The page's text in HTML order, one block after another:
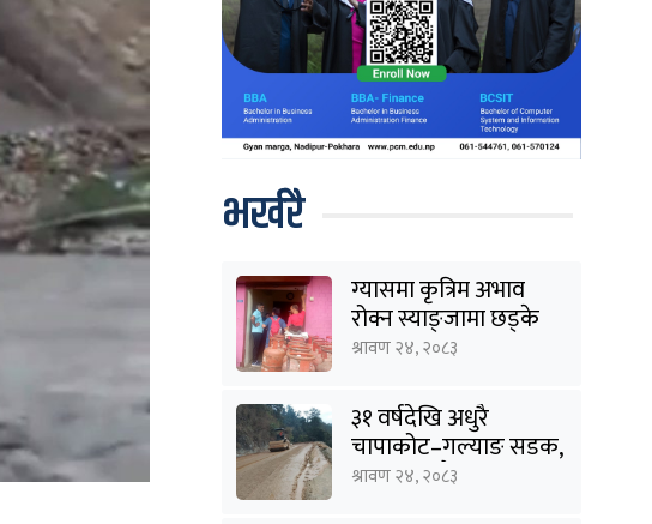
भर्खरै
ग्यासमा कृत्रिम अभाव
रोक्न स्याङ्जामा छड्के
अनुगमन
श्रावण २४, २०८३
३१ वर्षदेखि अधुरै
चापाकोट–गल्याङ सडक,
आधा काममै अल्झियो
श्रावण २४, २०८३